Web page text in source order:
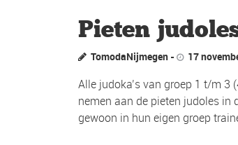
Pieten
TomodaNijmegen 17
Alle judoka’s van groep 1 t/m
nemen aan de pieten judoles in
gewoon in hun eigen groep